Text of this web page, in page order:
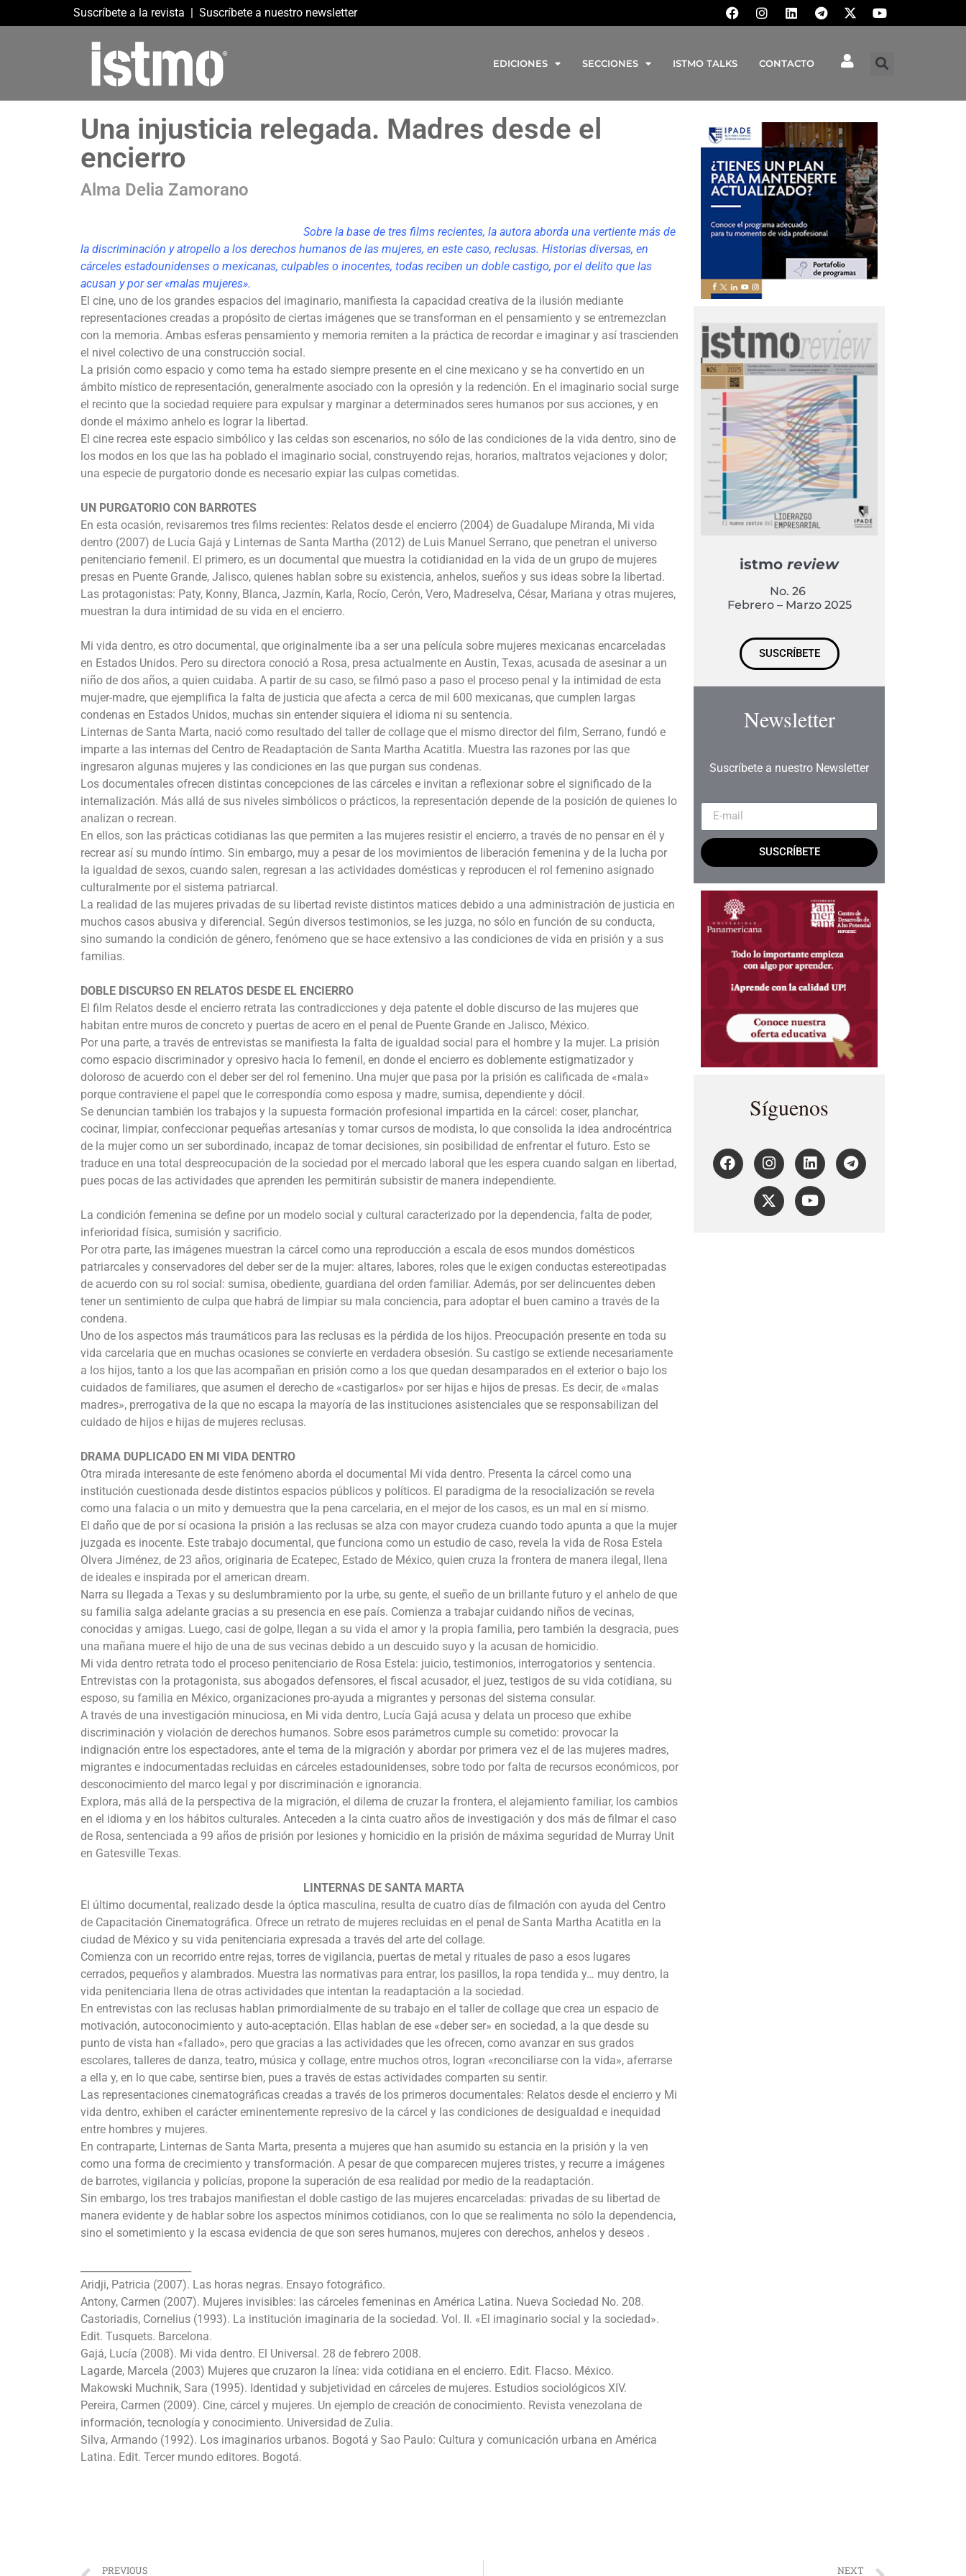
Suscríbete a la revista | Suscríbete a nuestro newsletter
EDICIONES SECCIONES ISTMO TALKS CONTACTO
Una injusticia relegada. Madres desde el
encierro
Alma Delia Zamorano
Sobre la base de tres films recientes, la autora aborda una vertiente más de
la discriminación y atropello a los derechos humanos de las mujeres, en este caso, reclusas. Historias diversas, en
cárceles estadounidenses o mexicanas, culpables o inocentes, todas reciben un doble castigo, por el delito que las
acusan y por ser «malas mujeres».
El cine, uno de los grandes espacios del imaginario, manifiesta la capacidad creativa de la ilusión mediante
representaciones creadas a propósito de ciertas imágenes que se transforman en el pensamiento y se entremezclan
con la memoria. Ambas esferas pensamiento y memoria remiten a la práctica de recordar e imaginar y así trascienden
el nivel colectivo de una construcción social.
La prisión como espacio y como tema ha estado siempre presente en el cine mexicano y se ha convertido en un
ámbito místico de representación, generalmente asociado con la opresión y la redención. En el imaginario social surge
el recinto que la sociedad requiere para expulsar y marginar a determinados seres humanos por sus acciones, y en
donde el máximo anhelo es lograr la libertad.
El cine recrea este espacio simbólico y las celdas son escenarios, no sólo de las condiciones de la vida dentro, sino de
los modos en los que las ha poblado el imaginario social, construyendo rejas, horarios, maltratos vejaciones y dolor;
una especie de purgatorio donde es necesario expiar las culpas cometidas.
UN PURGATORIO CON BARROTES
En esta ocasión, revisaremos tres films recientes: Relatos desde el encierro (2004) de Guadalupe Miranda, Mi vida
dentro (2007) de Lucía Gajá y Linternas de Santa Martha (2012) de Luis Manuel Serrano, que penetran el universo
penitenciario femenil. El primero, es un documental que muestra la cotidianidad en la vida de un grupo de mujeres
presas en Puente Grande, Jalisco, quienes hablan sobre su existencia, anhelos, sueños y sus ideas sobre la libertad.
Las protagonistas: Paty, Konny, Blanca, Jazmín, Karla, Rocío, Cerón, Vero, Madreselva, César, Mariana y otras mujeres,
muestran la dura intimidad de su vida en el encierro.
Mi vida dentro, es otro documental, que originalmente iba a ser una película sobre mujeres mexicanas encarceladas
en Estados Unidos. Pero su directora conoció a Rosa, presa actualmente en Austin, Texas, acusada de asesinar a un
niño de dos años, a quien cuidaba. A partir de su caso, se filmó paso a paso el proceso penal y la intimidad de esta
mujer-madre, que ejemplifica la falta de justicia que afecta a cerca de mil 600 mexicanas, que cumplen largas
condenas en Estados Unidos, muchas sin entender siquiera el idioma ni su sentencia.
Linternas de Santa Marta, nació como resultado del taller de collage que el mismo director del film, Serrano, fundó e
imparte a las internas del Centro de Readaptación de Santa Martha Acatitla. Muestra las razones por las que
ingresaron algunas mujeres y las condiciones en las que purgan sus condenas.
Los documentales ofrecen distintas concepciones de las cárceles e invitan a reflexionar sobre el significado de la
internalización. Más allá de sus niveles simbólicos o prácticos, la representación depende de la posición de quienes lo
analizan o recrean.
En ellos, son las prácticas cotidianas las que permiten a las mujeres resistir el encierro, a través de no pensar en él y
recrear así su mundo íntimo. Sin embargo, muy a pesar de los movimientos de liberación femenina y de la lucha por
la igualdad de sexos, cuando salen, regresan a las actividades domésticas y reproducen el rol femenino asignado
culturalmente por el sistema patriarcal.
La realidad de las mujeres privadas de su libertad reviste distintos matices debido a una administración de justicia en
muchos casos abusiva y diferencial. Según diversos testimonios, se les juzga, no sólo en función de su conducta,
sino sumando la condición de género, fenómeno que se hace extensivo a las condiciones de vida en prisión y a sus
familias.
DOBLE DISCURSO EN RELATOS DESDE EL ENCIERRO
El film Relatos desde el encierro retrata las contradicciones y deja patente el doble discurso de las mujeres que
habitan entre muros de concreto y puertas de acero en el penal de Puente Grande en Jalisco, México.
Por una parte, a través de entrevistas se manifiesta la falta de igualdad social para el hombre y la mujer. La prisión
como espacio discriminador y opresivo hacia lo femenil, en donde el encierro es doblemente estigmatizador y
doloroso de acuerdo con el deber ser del rol femenino. Una mujer que pasa por la prisión es calificada de «mala»
porque contraviene el papel que le correspondía como esposa y madre, sumisa, dependiente y dócil.
Se denuncian también los trabajos y la supuesta formación profesional impartida en la cárcel: coser, planchar,
cocinar, limpiar, confeccionar pequeñas artesanías y tomar cursos de modista, lo que consolida la idea androcéntrica
de la mujer como un ser subordinado, incapaz de tomar decisiones, sin posibilidad de enfrentar el futuro. Esto se
traduce en una total despreocupación de la sociedad por el mercado laboral que les espera cuando salgan en libertad,
pues pocas de las actividades que aprenden les permitirán subsistir de manera independiente.
La condición femenina se define por un modelo social y cultural caracterizado por la dependencia, falta de poder,
inferioridad física, sumisión y sacrificio.
Por otra parte, las imágenes muestran la cárcel como una reproducción a escala de esos mundos domésticos
patriarcales y conservadores del deber ser de la mujer: altares, labores, roles que le exigen conductas estereotipadas
de acuerdo con su rol social: sumisa, obediente, guardiana del orden familiar. Además, por ser delincuentes deben
tener un sentimiento de culpa que habrá de limpiar su mala conciencia, para adoptar el buen camino a través de la
condena.
Uno de los aspectos más traumáticos para las reclusas es la pérdida de los hijos. Preocupación presente en toda su
vida carcelaria que en muchas ocasiones se convierte en verdadera obsesión. Su castigo se extiende necesariamente
a los hijos, tanto a los que las acompañan en prisión como a los que quedan desamparados en el exterior o bajo los
cuidados de familiares, que asumen el derecho de «castigarlos» por ser hijas e hijos de presas. Es decir, de «malas
madres», prerrogativa de la que no escapa la mayoría de las instituciones asistenciales que se responsabilizan del
cuidado de hijos e hijas de mujeres reclusas.
DRAMA DUPLICADO EN MI VIDA DENTRO
Otra mirada interesante de este fenómeno aborda el documental Mi vida dentro. Presenta la cárcel como una
institución cuestionada desde distintos espacios públicos y políticos. El paradigma de la resocialización se revela
como una falacia o un mito y demuestra que la pena carcelaria, en el mejor de los casos, es un mal en sí mismo.
El daño que de por sí ocasiona la prisión a las reclusas se alza con mayor crudeza cuando todo apunta a que la mujer
juzgada es inocente. Este trabajo documental, que funciona como un estudio de caso, revela la vida de Rosa Estela
Olvera Jiménez, de 23 años, originaria de Ecatepec, Estado de México, quien cruza la frontera de manera ilegal, llena
de ideales e inspirada por el american dream.
Narra su llegada a Texas y su deslumbramiento por la urbe, su gente, el sueño de un brillante futuro y el anhelo de que
su familia salga adelante gracias a su presencia en ese país. Comienza a trabajar cuidando niños de vecinas,
conocidas y amigas. Luego, casi de golpe, llegan a su vida el amor y la propia familia, pero también la desgracia, pues
una mañana muere el hijo de una de sus vecinas debido a un descuido suyo y la acusan de homicidio.
Mi vida dentro retrata todo el proceso penitenciario de Rosa Estela: juicio, testimonios, interrogatorios y sentencia.
Entrevistas con la protagonista, sus abogados defensores, el fiscal acusador, el juez, testigos de su vida cotidiana, su
esposo, su familia en México, organizaciones pro-ayuda a migrantes y personas del sistema consular.
A través de una investigación minuciosa, en Mi vida dentro, Lucía Gajá acusa y delata un proceso que exhibe
discriminación y violación de derechos humanos. Sobre esos parámetros cumple su cometido: provocar la
indignación entre los espectadores, ante el tema de la migración y abordar por primera vez el de las mujeres madres,
migrantes e indocumentadas recluidas en cárceles estadounidenses, sobre todo por falta de recursos económicos, por
desconocimiento del marco legal y por discriminación e ignorancia.
Explora, más allá de la perspectiva de la migración, el dilema de cruzar la frontera, el alejamiento familiar, los cambios
en el idioma y en los hábitos culturales. Anteceden a la cinta cuatro años de investigación y dos más de filmar el caso
de Rosa, sentenciada a 99 años de prisión por lesiones y homicidio en la prisión de máxima seguridad de Murray Unit
en Gatesville Texas.
LINTERNAS DE SANTA MARTA
El último documental, realizado desde la óptica masculina, resulta de cuatro días de filmación con ayuda del Centro
de Capacitación Cinematográfica. Ofrece un retrato de mujeres recluidas en el penal de Santa Martha Acatitla en la
ciudad de México y su vida penitenciaria expresada a través del arte del collage.
Comienza con un recorrido entre rejas, torres de vigilancia, puertas de metal y rituales de paso a esos lugares
cerrados, pequeños y alambrados. Muestra las normativas para entrar, los pasillos, la ropa tendida y… muy dentro, la
vida penitenciaria llena de otras actividades que intentan la readaptación a la sociedad.
En entrevistas con las reclusas hablan primordialmente de su trabajo en el taller de collage que crea un espacio de
motivación, autoconocimiento y auto-aceptación. Ellas hablan de ese «deber ser» en sociedad, a la que desde su
punto de vista han «fallado», pero que gracias a las actividades que les ofrecen, como avanzar en sus grados
escolares, talleres de danza, teatro, música y collage, entre muchos otros, logran «reconciliarse con la vida», aferrarse
a ella y, en lo que cabe, sentirse bien, pues a través de estas actividades comparten su sentir.
Las representaciones cinematográficas creadas a través de los primeros documentales: Relatos desde el encierro y Mi
vida dentro, exhiben el carácter eminentemente represivo de la cárcel y las condiciones de desigualdad e inequidad
entre hombres y mujeres.
En contraparte, Linternas de Santa Marta, presenta a mujeres que han asumido su estancia en la prisión y la ven
como una forma de crecimiento y transformación. A pesar de que comparecen mujeres tristes, y recurre a imágenes
de barrotes, vigilancia y policías, propone la superación de esa realidad por medio de la readaptación.
Sin embargo, los tres trabajos manifiestan el doble castigo de las mujeres encarceladas: privadas de su libertad de
manera evidente y de hablar sobre los aspectos mínimos cotidianos, con lo que se realimenta no sólo la dependencia,
sino el sometimiento y la escasa evidencia de que son seres humanos, mujeres con derechos, anhelos y deseos .
Aridji, Patricia (2007). Las horas negras. Ensayo fotográfico.
Antony, Carmen (2007). Mujeres invisibles: las cárceles femeninas en América Latina. Nueva Sociedad No. 208.
Castoriadis, Cornelius (1993). La institución imaginaria de la sociedad. Vol. II. «El imaginario social y la sociedad».
Edit. Tusquets. Barcelona.
Gajá, Lucía (2008). Mi vida dentro. El Universal. 28 de febrero 2008.
Lagarde, Marcela (2003) Mujeres que cruzaron la línea: vida cotidiana en el encierro. Edit. Flacso. México.
Makowski Muchnik, Sara (1995). Identidad y subjetividad en cárceles de mujeres. Estudios sociológicos XIV.
Pereira, Carmen (2009). Cine, cárcel y mujeres. Un ejemplo de creación de conocimiento. Revista venezolana de
información, tecnología y conocimiento. Universidad de Zulia.
Silva, Armando (1992). Los imaginarios urbanos. Bogotá y Sao Paulo: Cultura y comunicación urbana en América
Latina. Edit. Tercer mundo editores. Bogotá.
istmoreview
No. 26
Febrero – Marzo 2025
SUSCRÍBETE
Newsletter
Suscríbete a nuestro Newsletter
SUSCRÍBETE
Síguenos
PREVIOUS NEXT